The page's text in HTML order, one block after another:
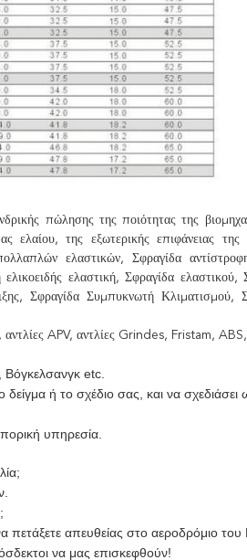
πώλησης της ποιότητας της
ελαίου, της εξωτερικής επιφάνειας της
ελαστικών, Σφραγίδα
ελαστική, Σφραγίδα
Σφραγίδα Συμπυκνωτή Κλιματισμού,
αντλίες APV, αντλίες Grindes, Fristam,
etc.
ή το σχέδιο σας, και να σχεδιάσει
υπηρεσία.
απευθείας στο αεροδρόμιο του
να μας επισκεφθούν!